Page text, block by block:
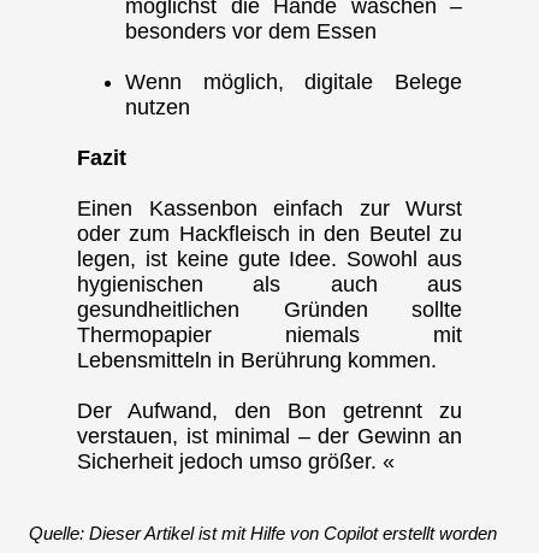
möglichst die Hände waschen –
besonders vor dem Essen
Wenn möglich, digitale Belege
nutzen
Fazit
Einen Kassenbon einfach zur Wurst
oder zum Hackfleisch in den Beutel zu
legen, ist keine gute Idee. Sowohl aus
hygienischen als auch aus
gesundheitlichen Gründen sollte
Thermopapier niemals mit
Lebensmitteln in Berührung kommen.
Der Aufwand, den Bon getrennt zu
verstauen, ist minimal – der Gewinn an
Sicherheit jedoch umso größer. «
Quelle: Dieser Artikel ist mit Hilfe von Copilot erstellt worden